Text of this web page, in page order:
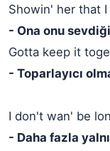
Showin' her that
- Ona onu
Gotta keep it
- Toparlayıcı
I don't wan' be
- Daha fazla